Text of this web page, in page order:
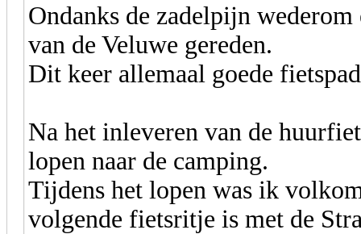
Ondanks de zadelpijn
van de Veluwe gereden.
Dit keer allemaal goede
Na het inleveren van de
lopen naar de camping.
Tijdens het lopen was ik
volgende fietsritje is met de